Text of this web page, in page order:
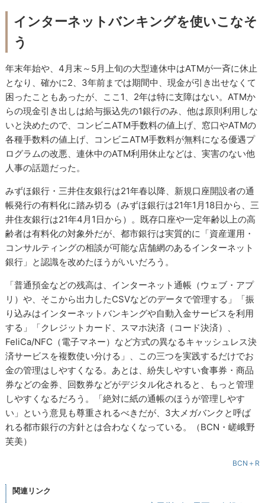
インターネットバンキングを使いこなそ
う
年末年始や、4月末～5月上旬の大型連休中はATMが一斉に休止
となり、確かに2、3年前までは期間中、現金が引き出せなくて
困ったこともあったが、ここ1、2年は特に支障はない。ATMか
らの現金引き出しは給与振込先の1銀行のみ、他は原則利用しな
いと決めたので、コンビニATM手数料の値上げ、窓口やATMの
各種手数料の値上げ、コンビニATM手数料が無料になる優遇プ
ログラムの改悪、連休中のATM利用休止などは、実害のない他
人事の話題だった。
みずほ銀行・三井住友銀行は21年春以降、新規口座開設者の通
帳発行の有料化に踏み切る（みずほ銀行は21年1月18日から、三
井住友銀行は21年4月1日から）。既存口座や一定年齢以上の高
齢者は有料化の対象外だが、都市銀行は実質的に「資産運用・
コンサルティングの相談が可能な店舗網のあるインターネット
銀行」と認識を改めたほうがいいだろう。
「普通預金などの残高は、インターネット通帳（ウェブ・アプ
リ）や、そこから出力したCSVなどのデータで管理する」「振
り込みはインターネットバンキングや自動入金サービスを利用
する」「クレジットカード、スマホ決済（コード決済）、
FeliCa/NFC（電子マネー）など方式の異なるキャッシュレス決
済サービスを複数使い分ける」、この三つを実践するだけでお
金の管理はしやすくなる。あとは、紛失しやすい食事券・商品
券などの金券、回数券などがデジタル化されると、もっと管理
しやすくなるだろう。「絶対に紙の通帳のほうが管理しやす
い」という意見も尊重されるべきだが、3大メガバンクと呼ば
れる都市銀行の方針とは合わなくなっている。（BCN・嵯峨野
芙美）
BCN＋R
関連リンク